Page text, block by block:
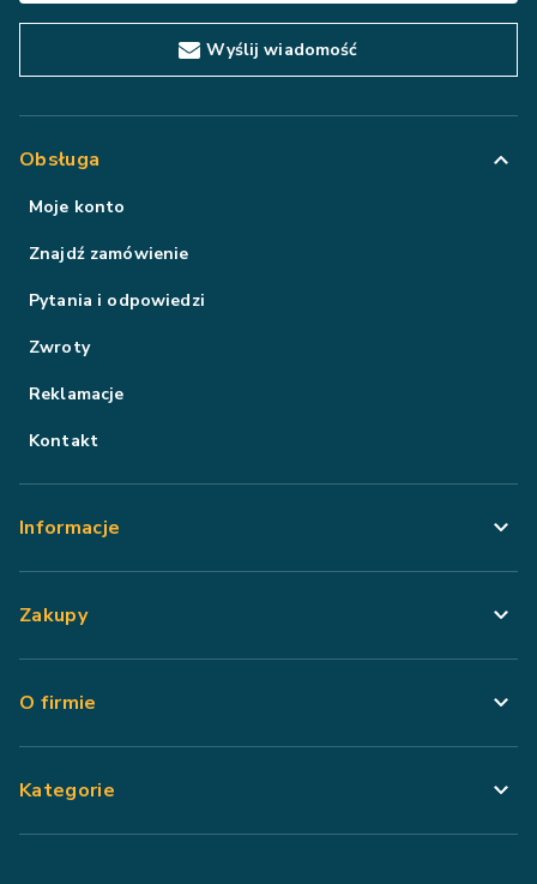
Wyślij wiadomość
Obsługa
Moje konto
Znajdź zamówienie
Pytania i odpowiedzi
Zwroty
Reklamacje
Kontakt
Informacje
Zakupy
O firmie
Kategorie